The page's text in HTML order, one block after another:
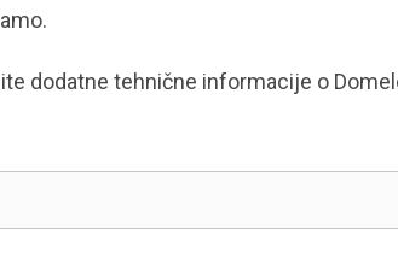
dodatne tehnične informacije o